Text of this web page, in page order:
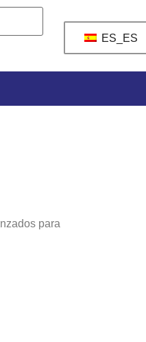
ES_ES
para